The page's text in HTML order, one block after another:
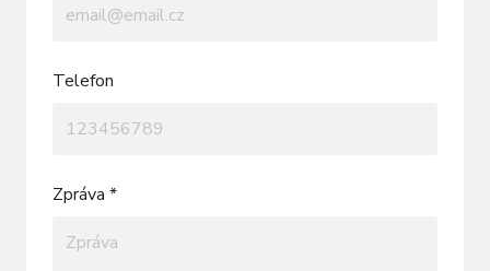
Telefon
Zpráva *